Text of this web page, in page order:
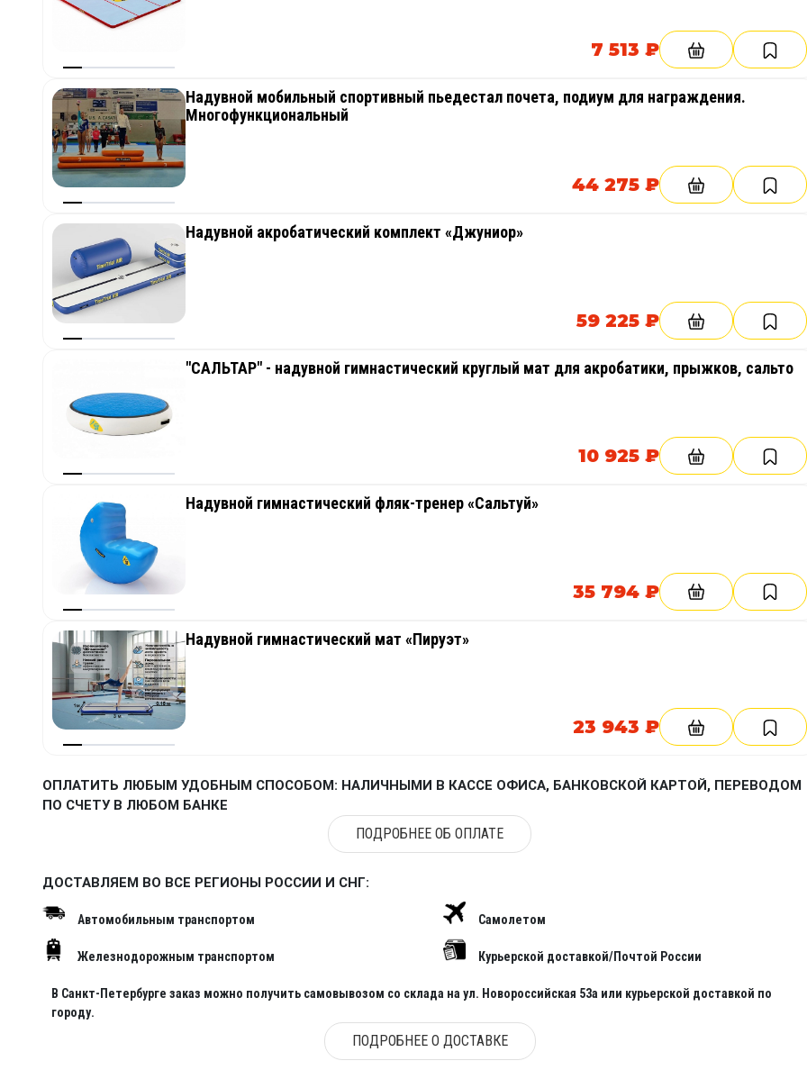
7 513 ₽
Надувной мобильный спортивный пьедестал почета, подиум для награждения.
Многофункциональный
44 275 ₽
Надувной акробатический комплект «Джуниор»
59 225 ₽
"САЛЬТАР" - надувной гимнастический круглый мат для акробатики, прыжков, сальто
10 925 ₽
Надувной гимнастический фляк-тренер «Сальтуй»
35 794 ₽
Надувной гимнастический мат «Пируэт»
23 943 ₽
ОПЛАТИТЬ ЛЮБЫМ УДОБНЫМ СПОСОБОМ: НАЛИЧНЫМИ В КАССЕ ОФИСА, БАНКОВСКОЙ КАРТОЙ, ПЕРЕВОДОМ
ПО СЧЕТУ В ЛЮБОМ БАНКЕ
ПОДРОБНЕЕ ОБ ОПЛАТЕ
ДОСТАВЛЯЕМ ВО ВСЕ РЕГИОНЫ РОССИИ И СНГ:
Автомобильным транспортом Самолетом
Железнодорожным транспортом Курьерской доставкой/Почтой России
В Санкт-Петербурге заказ можно получить самовывозом со склада на ул. Новороссийская 53а или курьерской доставкой по
городу.
ПОДРОБНЕЕ О ДОСТАВКЕ